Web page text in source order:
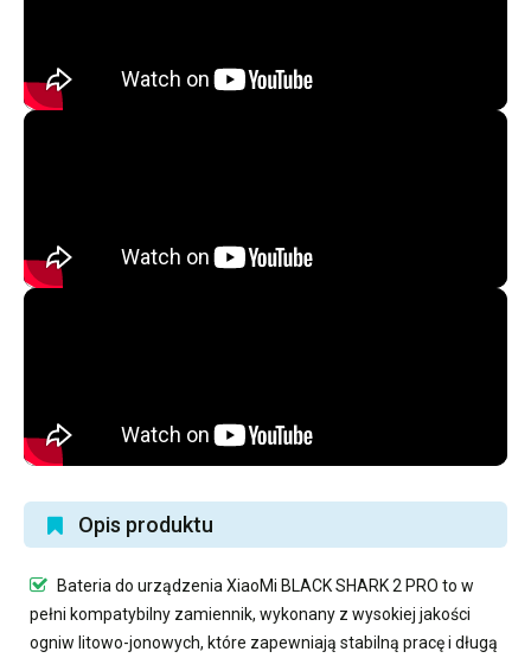
Opis produktu
Bateria do urządzenia XiaoMi BLACK SHARK 2 PRO to w
pełni kompatybilny zamiennik, wykonany z wysokiej jakości
ogniw litowo-jonowych, które zapewniają stabilną pracę i długą